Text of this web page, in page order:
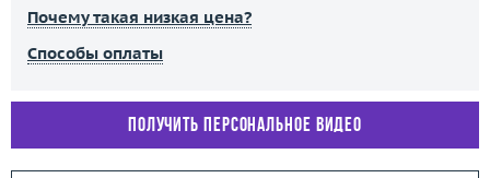
Почему такая низкая цена?
Способы оплаты
Получить персональное видео